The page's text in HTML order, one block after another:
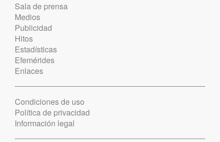
Sala de prensa
Medios
Publicidad
Hitos
Estadísticas
Efemérides
Enlaces
Condiciones de uso
Política de privacidad
Información legal